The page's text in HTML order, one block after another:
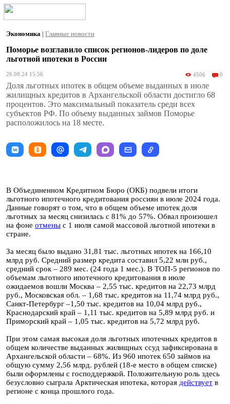
Экономика | Главные новости
Поморье возглавило список регионов-лидеров по доле
льготной ипотеки в России
26.08.24 15:56 4506 0
Доля льготных ипотек в общем объеме выданных в июле
жилищных кредитов в Архангельской области достигло 68
процентов. Это максимальный показатель среди всех
субъектов РФ. По объему выданных займов Поморье
расположилось на 18 месте.
В Объединенном Кредитном Бюро (ОКБ) подвели итоги
льготного ипотечного кредитования россиян в июле 2024 года.
Данные говорят о том, что в общем объеме ипотек доля
льготных за месяц снизилась с 81% до 57%. Обвал произошел
на фоне отмены с 1 июля самой массовой льготной ипотеки в
стране.
За месяц было выдано 31,81 тыс. льготных ипотек на 166,10
млрд руб. Средний размер кредита составил 5,22 млн руб.,
средний срок – 289 мес. (24 года 1 мес.). В ТОП-5 регионов по
объемам льготного ипотечного кредитования в июле
ожидаемов вошли Москва – 2,55 тыс. кредитов на 22,73 млрд
руб., Московская обл. – 1,68 тыс. кредитов на 11,74 млрд руб.,
Санкт-Петербург –1,50 тыс. кредитов на 10,04 млрд руб.,
Краснодарский край – 1,11 тыс. кредитов на 5,89 млрд руб. и
Приморский край – 1,05 тыс. кредитов на 5,72 млрд руб.
При этом самая высокая доля льготных ипотечных кредитов в
общем количестве выданных жилищных ссуд зафиксирована в
Архангельской области – 68%. Из 960 ипотек 650 займов на
общую сумму 2,56 млрд. рублей (18-е место в общем списке)
были оформлены с господдержкой. Положительную роль здесь
безусловно сыграла Арктическая ипотека, которая действует в
регионе с конца прошлого года.